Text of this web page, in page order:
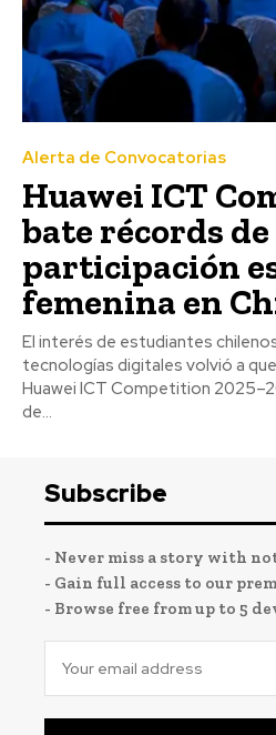
Alerta de Convocatorias
Huawei ICT
bate récords de
participación
femenina en
El interés de estudiantes
tecnologías digitales volvió a
Huawei ICT Competition
de...
Subscribe
- Never miss a story with
- Gain full access to our
- Browse free from up to 5